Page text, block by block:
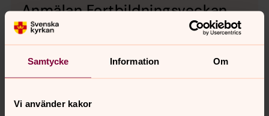
Samtycke Information Om
Vi använder kakor
Anmälan Fortbildningsveckan
2025
Till anmälan